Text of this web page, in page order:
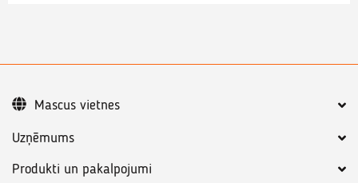
Uzņēmums
Produkti un pakalpojumi
Mascus vietnes